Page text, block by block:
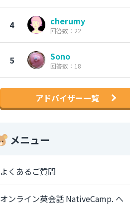
4 cherumy
回答数：22
5 Sono
回答数：18
アドバイザー一覧
メニュー
よくあるご質問
オンライン英会話 NativeCamp. へ